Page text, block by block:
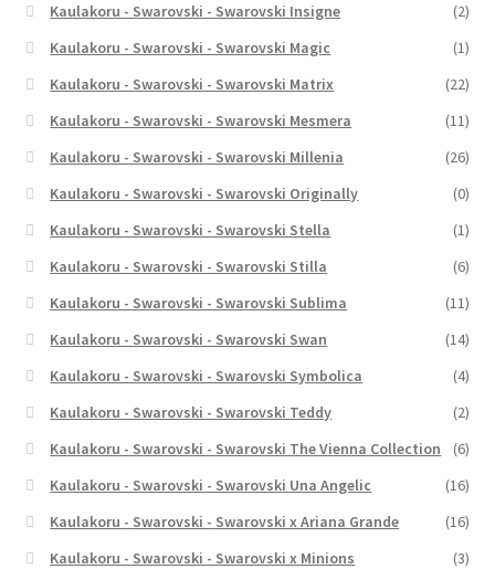
Kaulakoru - Swarovski - Swarovski Insigne
(2)
Kaulakoru - Swarovski - Swarovski Magic
(1)
Kaulakoru - Swarovski - Swarovski Matrix
(22)
Kaulakoru - Swarovski - Swarovski Mesmera
(11)
Kaulakoru - Swarovski - Swarovski Millenia
(26)
Kaulakoru - Swarovski - Swarovski Originally
(0)
Kaulakoru - Swarovski - Swarovski Stella
(1)
Kaulakoru - Swarovski - Swarovski Stilla
(6)
Kaulakoru - Swarovski - Swarovski Sublima
(11)
Kaulakoru - Swarovski - Swarovski Swan
(14)
Kaulakoru - Swarovski - Swarovski Symbolica
(4)
Kaulakoru - Swarovski - Swarovski Teddy
(2)
Kaulakoru - Swarovski - Swarovski The Vienna Collection
(6)
Kaulakoru - Swarovski - Swarovski Una Angelic
(16)
Kaulakoru - Swarovski - Swarovski x Ariana Grande
(16)
Kaulakoru - Swarovski - Swarovski x Minions
(3)